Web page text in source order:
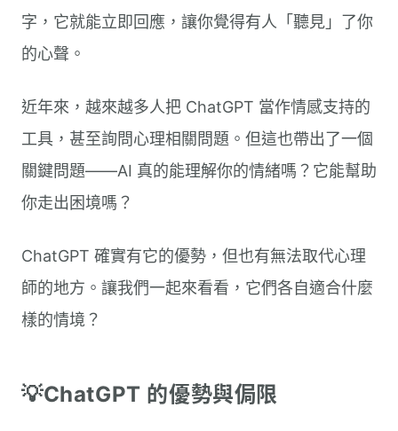
字，它就能立即回應，讓你覺得有人「聽見」了你
的心聲。
近年來，越來越多人把 ChatGPT 當作情感支持的
工具，甚至詢問心理相關問題。但這也帶出了一個
關鍵問題——AI 真的能理解你的情緒嗎？它能幫助
你走出困境嗎？
ChatGPT 確實有它的優勢，但也有無法取代心理
師的地方。讓我們一起來看看，它們各自適合什麼
樣的情境？
💡ChatGPT 的優勢與侷限